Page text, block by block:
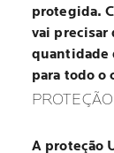
protegida.
vai precisar
quantidade
para todo o
A proteção